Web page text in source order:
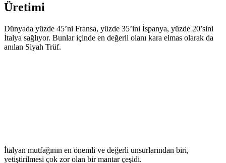
Üretimi
Dünyada yüzde 45’ni Fransa, yüzde 35’ini İspanya, yüzde 20’sini
İtalya sağlıyor. Bunlar içinde en değerli olanı kara elmas olarak da
anılan Siyah Trüf.
İtalyan mutfağının en önemli ve değerli unsurlarından biri,
yetiştirilmesi çok zor olan bir mantar çeşidi.